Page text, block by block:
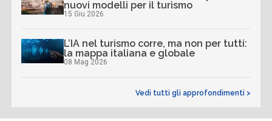
nuovi modelli per il turismo
15 Giu 2026
L’IA nel turismo corre, ma non per tutti:
la mappa italiana e globale
08 Mag 2026
Vedi tutti gli approfondimenti >